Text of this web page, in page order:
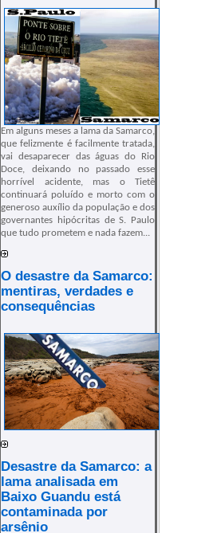
Em alguns meses a lama da Samarco,
que felizmente é facilmente tratada,
vai desaparecer das águas do Rio
Doce, deixando no passado esse
horrível acidente, mas o Tietê
continuará poluído e morto com o
generoso auxílio da população e dos
governantes hipócritas de S. Paulo
que tudo prometem e nada fazem...
O desastre da Samarco:
mentiras, verdades e
consequências
Desastre da Samarco: a
lama analisada em
Baixo Guandu está
contaminada por
arsênio